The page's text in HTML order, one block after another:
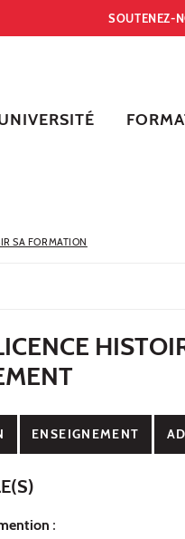
SOUTENEZ-
SA FORMATION
ENSEIGNEMENT
: